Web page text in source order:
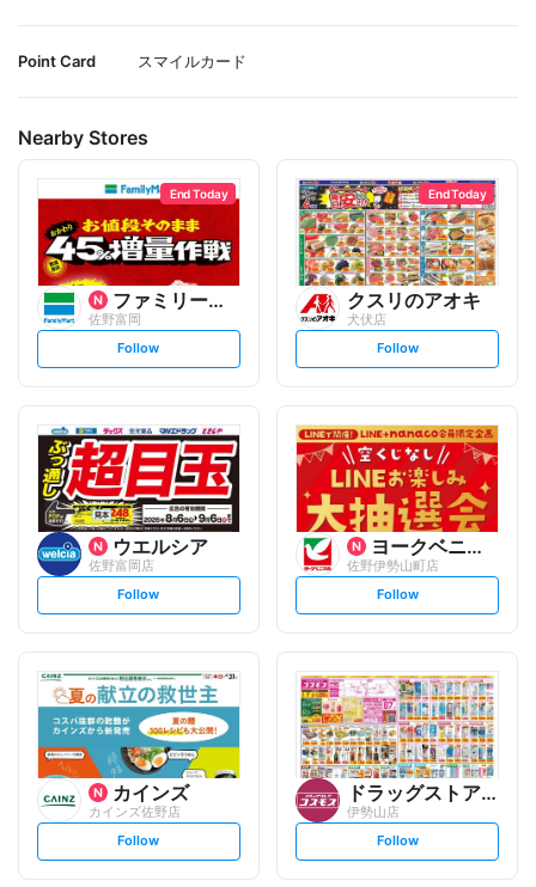
Point Card スマイルカード
Nearby Stores
End Today
ファミリーマート
佐野富岡
s
t
l
o
w
Follow
End Today
クスリのアオキ
犬伏店
s
t
l
o
w
Follow
ウエルシア
佐野富岡店
s
t
l
o
w
Follow
ヨークベニマル
佐野伊勢山町店
s
t
l
o
w
Follow
カインズ
カインズ佐野店
s
t
Follow
ドラッグストアコスモス
伊勢山店
s
t
Follow